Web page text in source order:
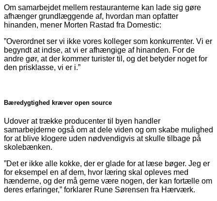
Om samarbejdet mellem restauranterne kan lade sig gøre
afhænger grundlæggende af, hvordan man opfatter
hinanden, mener Morten Rastad fra Domestic:
”Overordnet ser vi ikke vores kolleger som konkurrenter. Vi er
begyndt at indse, at vi er afhæn­gige af hinanden. For de
andre gør, at der kommer turister til, og det betyder noget for
den pris­klasse, vi er i.”
Bæredygtighed kræver open source
Udover at trække producenter til byen handler
samarbejderne også om at dele viden og om skabe mulighed
for at blive klogere uden nødvendigvis at skulle tilbage på
skolebænken.
”Det er ikke alle kokke, der er glade for at læse bøger. Jeg er
for eksempel en af dem, hvor læring skal opleves med
hænderne, og der må gerne være nogen, der kan fortælle om
deres erfaringer,” forklarer Rune Sørensen fra Hærværk.